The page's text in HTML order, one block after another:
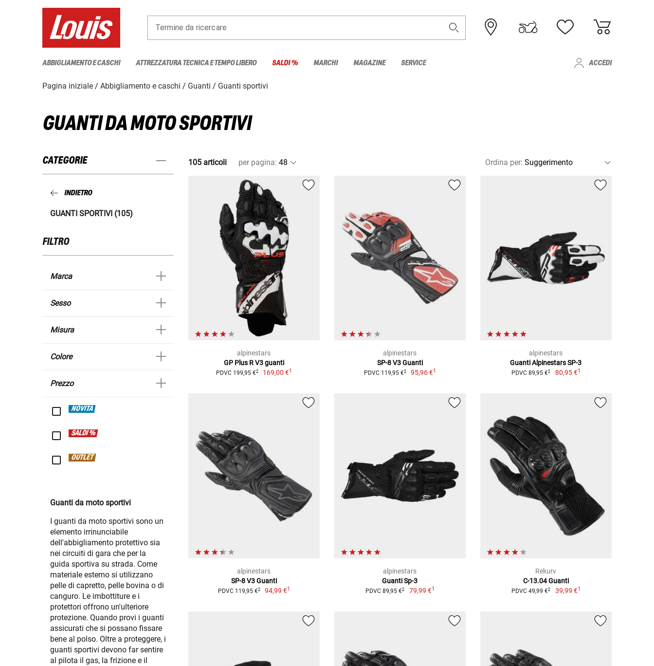
Termine da ricercare
ABBIGLIAMENTO E CASCHI ATTREZZATURA TECNICA E TEMPO LIBERO SALDI % MARCHI MAGAZINE SERVICE ACCEDI
Pagina iniziale Abbigliamento e caschi Guanti Guanti sportivi
GUANTI DA MOTO SPORTIVI
CATEGORIE
INDIETRO
GUANTI SPORTIVI (105)
FILTRO
Marca
Sesso
Misura
Colore
Prezzo
NOVITÀ
SALDI %
OUTLET
Guanti da moto sportivi
I guanti da moto sportivi sono un
elemento irrinunciabile
dell'abbigliamento protettivo sia
nei circuiti di gara che per la
guida sportiva su strada. Come
materiale esterno si utilizzano
pelle di capretto, pelle bovina o di
canguro. Le imbottiture e i
protettori offrono un'ulteriore
protezione. Quando provi i guanti
assicurati che si possano fissare
bene al polso. Oltre a proteggere, i
guanti sportivi devono far sentire
al pilota il gas, la frizione e il
105 articoli per pagina: Ordina per:
alpinestars
GP Plus R V3 guanti
PDVC 199,95 €2 169,00 €1
alpinestars
SP-8 V3 Guanti
PDVC 119,95 €2 95,96 €1
alpinestars
Guanti Alpinestars SP-3
PDVC 89,95 €2 80,95 €1
alpinestars
SP-8 V3 Guanti
PDVC 119,95 €2 94,99 €1
alpinestars
Guanti Sp-3
PDVC 89,95 €2 79,99 €1
Rekurv
C-13.04 Guanti
PDVC 49,99 €2 39,99 €1